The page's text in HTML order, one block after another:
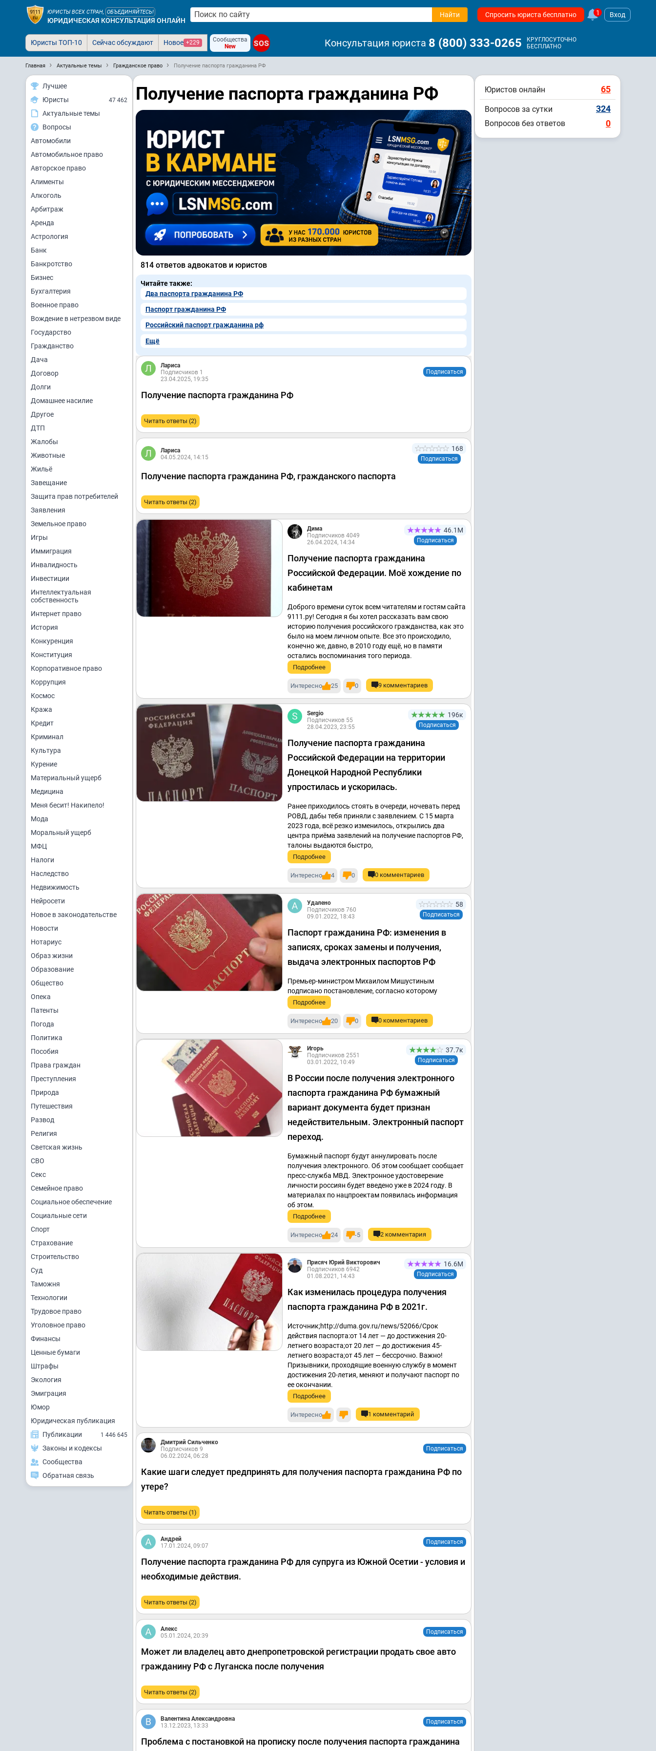
ЮРИСТЫ ВСЕХ СТРАН, ОБЪЕДИНЯЙТЕСЬ!
ЮРИДИЧЕСКАЯ КОНСУЛЬТАЦИЯ ОНЛАЙН
Найти Спросить юриста бесплатно 1 Вход
Юристы ТОП-10 Сейчас обсуждают Новое +229
Сообщества
New
SOS Консультация юриста 8 (800) 333-0265
КРУГЛОСУТОЧНО
БЕСПЛАТНО
Главная Актуальные темы Гражданское право Получение паспорта гражданина РФ
Лучшее
Юристы
47 462
Актуальные темы
Вопросы
Автомобили
Автомобильное право
Авторское право
Алименты
Алкоголь
Арбитраж
Аренда
Астрология
Банк
Банкротство
Бизнес
Бухгалтерия
Военное право
Вождение в нетрезвом виде
Государство
Гражданство
Дача
Договор
Долги
Домашнее насилие
Другое
ДТП
Жалобы
Животные
Жильё
Завещание
Защита прав потребителей
Заявления
Земельное право
Игры
Иммиграция
Инвалидность
Инвестиции
Интеллектуальная
собственность
Интернет право
История
Конкуренция
Конституция
Корпоративное право
Коррупция
Космос
Кража
Кредит
Криминал
Культура
Курение
Материальный ущерб
Медицина
Меня бесит! Накипело!
Мода
Моральный ущерб
МФЦ
Налоги
Наследство
Недвижимость
Нейросети
Новое в законодательстве
Новости
Нотариус
Образ жизни
Образование
Общество
Опека
Патенты
Погода
Политика
Пособия
Права граждан
Преступления
Природа
Путешествия
Развод
Религия
Светская жизнь
СВО
Секс
Семейное право
Социальное обеспечение
Социальные сети
Спорт
Страхование
Строительство
Суд
Таможня
Технологии
Трудовое право
Уголовное право
Финансы
Ценные бумаги
Штрафы
Экология
Эмиграция
Юмор
Юридическая публикация
Публикации
1 446 645
Законы и кодексы
Сообщества
Обратная связь
Получение паспорта гражданина РФ
814 ответов адвокатов и юристов
Читайте также:
Два паспорта гражданина РФ
Паспорт гражданина РФ
Российский паспорт гражданина рф
Ещё
Лариса
Подписчиков 1
23.04.2025, 19:35
Подписаться
Получение паспорта гражданина РФ
Читать ответы (2)
Лариса
04.05.2024, 14:15
168
Подписаться
Получение паспорта гражданина РФ, гражданского паспорта
Читать ответы (2)
Дима
Подписчиков 4049
26.04.2024, 14:34
46.1М
Подписаться
Получение паспорта гражданина
Российской Федерации. Моё хождение по
кабинетам
Доброго времени суток всем читателям и гостям сайта
9111.ру! Сегодня я бы хотел рассказать вам свою
историю получения российского гражданства, как это
было на моем личном опыте. Все это происходило,
конечно же, давно, в 2010 году ещё, но в памяти
остались воспоминания того периода.
Подробнее
Интересно 25 0 9 комментариев
Sergio
Подписчиков 55
28.04.2023, 23:55
196к
Подписаться
Получение паспорта гражданина
Российской Федерации на территории
Донецкой Народной Республики
упростилась и ускорилась.
Ранее приходилось стоять в очереди, ночевать перед
РОВД, дабы тебя приняли с заявлением. С 15 марта
2023 года, всё резко изменилось, открылись два
центра приёма заявлений на получение паспортов РФ,
талоны выдаются быстро,
Подробнее
Интересно 4 0 0 комментариев
Удалено
Подписчиков 760
09.01.2022, 18:43
58
Подписаться
Паспорт гражданина РФ: изменения в
записях, сроках замены и получения,
выдача электронных паспортов РФ
Премьер-министром Михаилом Мишустиным
подписано постановление, согласно которому
Подробнее
Интересно 20 0 0 комментариев
Игорь
Подписчиков 2551
03.01.2022, 10:49
37.7к
Подписаться
В России после получения электронного
паспорта гражданина РФ бумажный
вариант документа будет признан
недействительным. Электронный паспорт
переход.
Бумажный паспорт будут аннулировать после
получения электронного. Об этом сообщает сообщает
пресс-служба МВД. Электронное удостоверение
личности россиян будет введено уже в 2024 году. В
материалах по нацпроектам появилась информация
об этом.
Подробнее
Интересно 24 -5 2 комментария
Присяч Юрий Викторович
Подписчиков 6942
01.08.2021, 14:43
16.6М
Подписаться
Как изменилась процедура получения
паспорта гражданина РФ в 2021г.
Источник;http://duma.gov.ru/news/52066/Срок
действия паспорта:от 14 лет — до достижения 20-
летнего возраста;от 20 лет — до достижения 45-
летнего возраста;от 45 лет — бессрочно. Важно!
Призывники, проходящие военную службу в момент
достижения 20-летия, меняют и получают паспорт по
ее окончании.
Подробнее
Интересно 1 комментарий
Дмитрий Сильченко
Подписчиков 9
06.02.2024, 06:28
Подписаться
Какие шаги следует предпринять для получения паспорта гражданина РФ по
утере?
Читать ответы (1)
Андрей
17.01.2024, 09:07
Подписаться
Получение паспорта гражданина РФ для супруга из Южной Осетии - условия и
необходимые действия.
Читать ответы (2)
Алекс
05.01.2024, 20:39
Подписаться
Может ли владелец авто днепропетровской регистрации продать свое авто
гражданину РФ с Луганска после получения
Читать ответы (2)
Валентина Александровна
13.12.2023, 13:33
Подписаться
Проблема с постановкой на прописку после получения паспорта гражданина
Юристов онлайн 65
Вопросов за сутки 324
Вопросов без ответов 0